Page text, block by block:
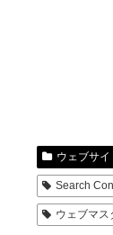
ウェブサ
Search
ウェブマス